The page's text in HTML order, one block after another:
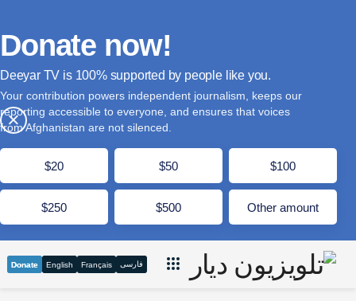
×
Donate now!
Deeyar TV is supported by people like you.
Your contribution powers independent journalism, keeps our
reporting accessible to everyone, and ensures that voices
from Afghanistan are not silenced.
$20 $50 $100
$250 $500 Other amount
فارسی Français
English
Donate